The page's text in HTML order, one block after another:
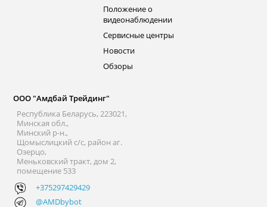
Положение о
видеонаблюдении
Сервисные центры
Новости
Обзоры
ООО "Амдбай Трейдинг"
Республика Беларусь, 223021,
Минская обл.,
Минский р-н.,
Щомыслицкий с/с, район аг.
Озерцо,
Меньковский тракт, дом 2,
помещение 533
+375297429429
@AMDbybot